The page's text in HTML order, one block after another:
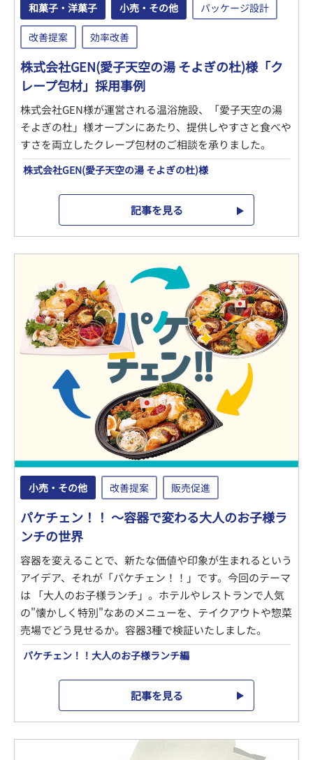
和菓子・洋菓子 小売・その他 パッケージ設計
改善提案 効率改善
株式会社GEN(愛子天空の湯 そよぎの杜)様「ク
レープ包材」採用事例
株式会社GEN様が運営される温浴施設、「愛子天空の湯
そよぎの杜」様オープンにあたり、提供しやすさと食べや
すさを両立したクレープ包材のご相談を承りました。
株式会社GEN(愛子天空の湯 そよぎの杜)様
記事を見る
小売・その他 改善提案 販売促進
パケチェン！！ ～容器で変わる大人のお子様ラ
ンチの世界
容器を変えることで、新たな価値や印象が生まれるという
アイデア、それが「パケチェン！！」です。今回のテーマ
は 「大人のお子様ランチ」。ホテルやレストランで人気
の"懐かしく特別"なあのメニューを、テイクアウトや惣菜
売場でどう見せるか。容器3種で検証いたしました。
パケチェン！！大人のお子様ランチ編
記事を見る